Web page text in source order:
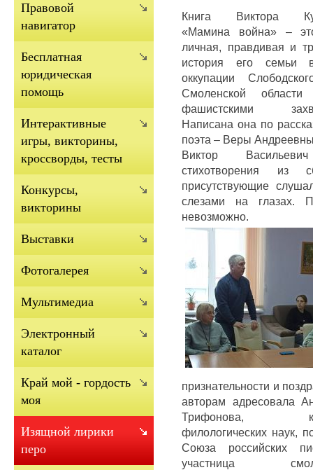
Книга Виктора
«Мамина война» –
личная, правдивая и
история его семьи
оккупации
Смоленской области
фашистскими
Написана она по
поэта – Веры
Виктор
стихотворения из
присутствующие
слезами на глазах.
невозможно.
признательности и
авторам адресовала
Трифонова,
филологических наук,
Союза российских
участница
Правовой
навигатор
Бесплатная
юридическая
помощь
Интерактивные
игры, викторины,
кроссворды, тесты
Конкурсы,
викторины
Выставки
Фотогалерея
Мультимедиа
Электронный
каталог
Край мой - гордость
моя
Изящной лирики
перо